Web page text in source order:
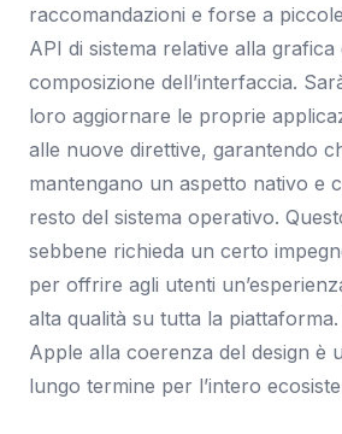
raccomandazioni e forse a
API di sistema relative alla grafica
composizione dell’interfaccia.
loro aggiornare le proprie
alle nuove direttive, garantendo
mantengano un aspetto nativo e
resto del sistema operativo.
sebbene richieda un certo
per offrire agli utenti
alta qualità su tutta la piattaforma.
Apple alla coerenza del design è
lungo termine per l’intero